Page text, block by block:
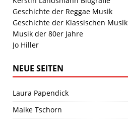
Geschichte der Reggae Musik
Geschichte der Klassischen Musik
Musik der 80er Jahre
Jo Hiller
NEUE SEITEN
Laura Papendick
Maike Tschorn